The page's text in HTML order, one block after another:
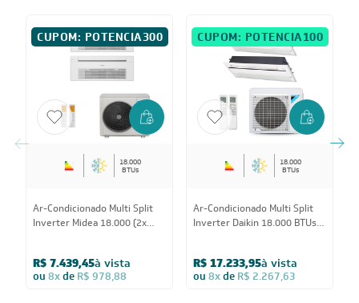
CUPOM: POTENCIA300
18.000
BTUs
Ar-Condicionado Multi Split
Inverter Midea 18.000 (2x
R$ 7.439,45à vista
ou 8xde R$ 978,88
CUPOM: POTENCIA100
18.000
BTUs
Ar-Condicionado Multi Split
Inverter Daikin 18.000 BTUs
R$ 17.233,95à vista
ou 8xde R$ 2.267,63